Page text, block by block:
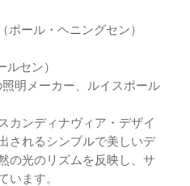
ール・ヘニングセン）
セン）
明メーカー、ルイスポール
カンディナヴィア・デザイ
されるシンプルで美しいデ
の光のリズムを反映し、サ
います。